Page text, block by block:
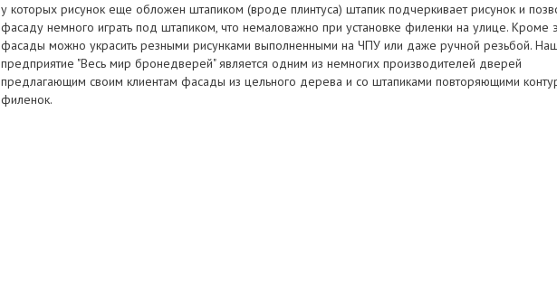
у которых рисунок еще обложен штапиком (вроде плинтуса) штапик подчеркивает рисунок и
фасаду немного играть под штапиком, что немаловажно при установке филенки на улице. Кроме
фасады можно украсить резными рисунками выполненными на ЧПУ или даже ручной резьбой.
предприятие "Весь мир бронедверей" является одним из немногих производителей дверей
предлагающим своим клиентам фасады из цельного дерева и со штапиками повторяющими
филенок.